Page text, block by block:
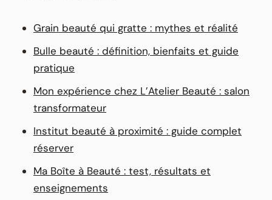
Grain beauté qui gratte : mythes et réalité
Bulle beauté : définition, bienfaits et guide
pratique
Mon expérience chez L’Atelier Beauté : salon
transformateur
Institut beauté à proximité : guide complet
réserver
Ma Boîte à Beauté : test, résultats et
enseignements